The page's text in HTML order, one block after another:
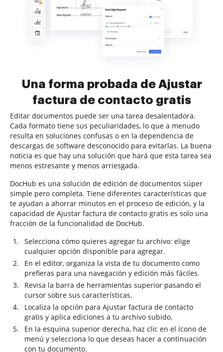
Una forma probada de Ajustar
factura de contacto gratis
Editar documentos puede ser una tarea desalentadora.
Cada formato tiene sus peculiaridades, lo que a menudo
resulta en soluciones confusas o en la dependencia de
descargas de software desconocido para evitarlas. La buena
noticia es que hay una solución que hará que esta tarea sea
menos estresante y menos arriesgada.
DocHub es una solución de edición de documentos súper
simple pero completa. Tiene diferentes características que
te ayudan a ahorrar minutos en el proceso de edición, y la
capacidad de Ajustar factura de contacto gratis es solo una
fracción de la funcionalidad de DocHub.
Selecciona cómo quieres agregar tu archivo: elige
cualquier opción disponible para agregar.
En el editor, organiza la vista de tu documento como
prefieras para una navegación y edición más fáciles.
Revisa la barra de herramientas superior pasando el
cursor sobre sus características.
Localiza la opción para Ajustar factura de contacto
gratis y aplica ediciones a tu archivo subido.
En la esquina superior derecha, haz clic en el ícono de
menú y selecciona lo que deseas hacer a continuación
con tu documento.